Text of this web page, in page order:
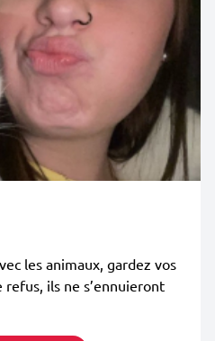
les animaux, gardez vos
ils ne s’ennuieront